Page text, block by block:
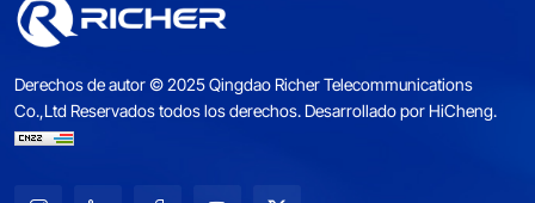
Derechos de autor © 2025 Qingdao Richer Telecommunications
Co.,Ltd Reservados todos los derechos.Desarrollado por HiCheng.